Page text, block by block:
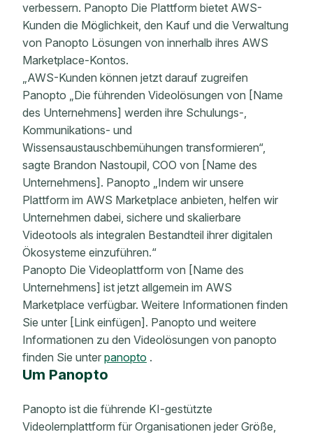
verbessern. Panopto Die Plattform bietet AWS-
Kunden die Möglichkeit, den Kauf und die Verwaltung
von Panopto Lösungen von innerhalb ihres AWS
Marketplace-Kontos.
„AWS-Kunden können jetzt darauf zugreifen
Panopto „Die führenden Videolösungen von [Name
des Unternehmens] werden ihre Schulungs-,
Kommunikations- und
Wissensaustauschbemühungen transformieren“,
sagte Brandon Nastoupil, COO von [Name des
Unternehmens]. Panopto „Indem wir unsere
Plattform im AWS Marketplace anbieten, helfen wir
Unternehmen dabei, sichere und skalierbare
Videotools als integralen Bestandteil ihrer digitalen
Ökosysteme einzuführen.“
Panopto Die Videoplattform von [Name des
Unternehmens] ist jetzt allgemein im AWS
Marketplace verfügbar. Weitere Informationen finden
Sie unter [Link einfügen]. Panopto und weitere
Informationen zu den Videolösungen von panopto
finden Sie unter panopto .
Um Panopto
Panopto ist die führende KI-gestützte
Videolernplattform für Organisationen jeder Größe,